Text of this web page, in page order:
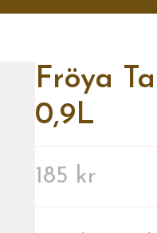
Fröya
0,9L
185 kr